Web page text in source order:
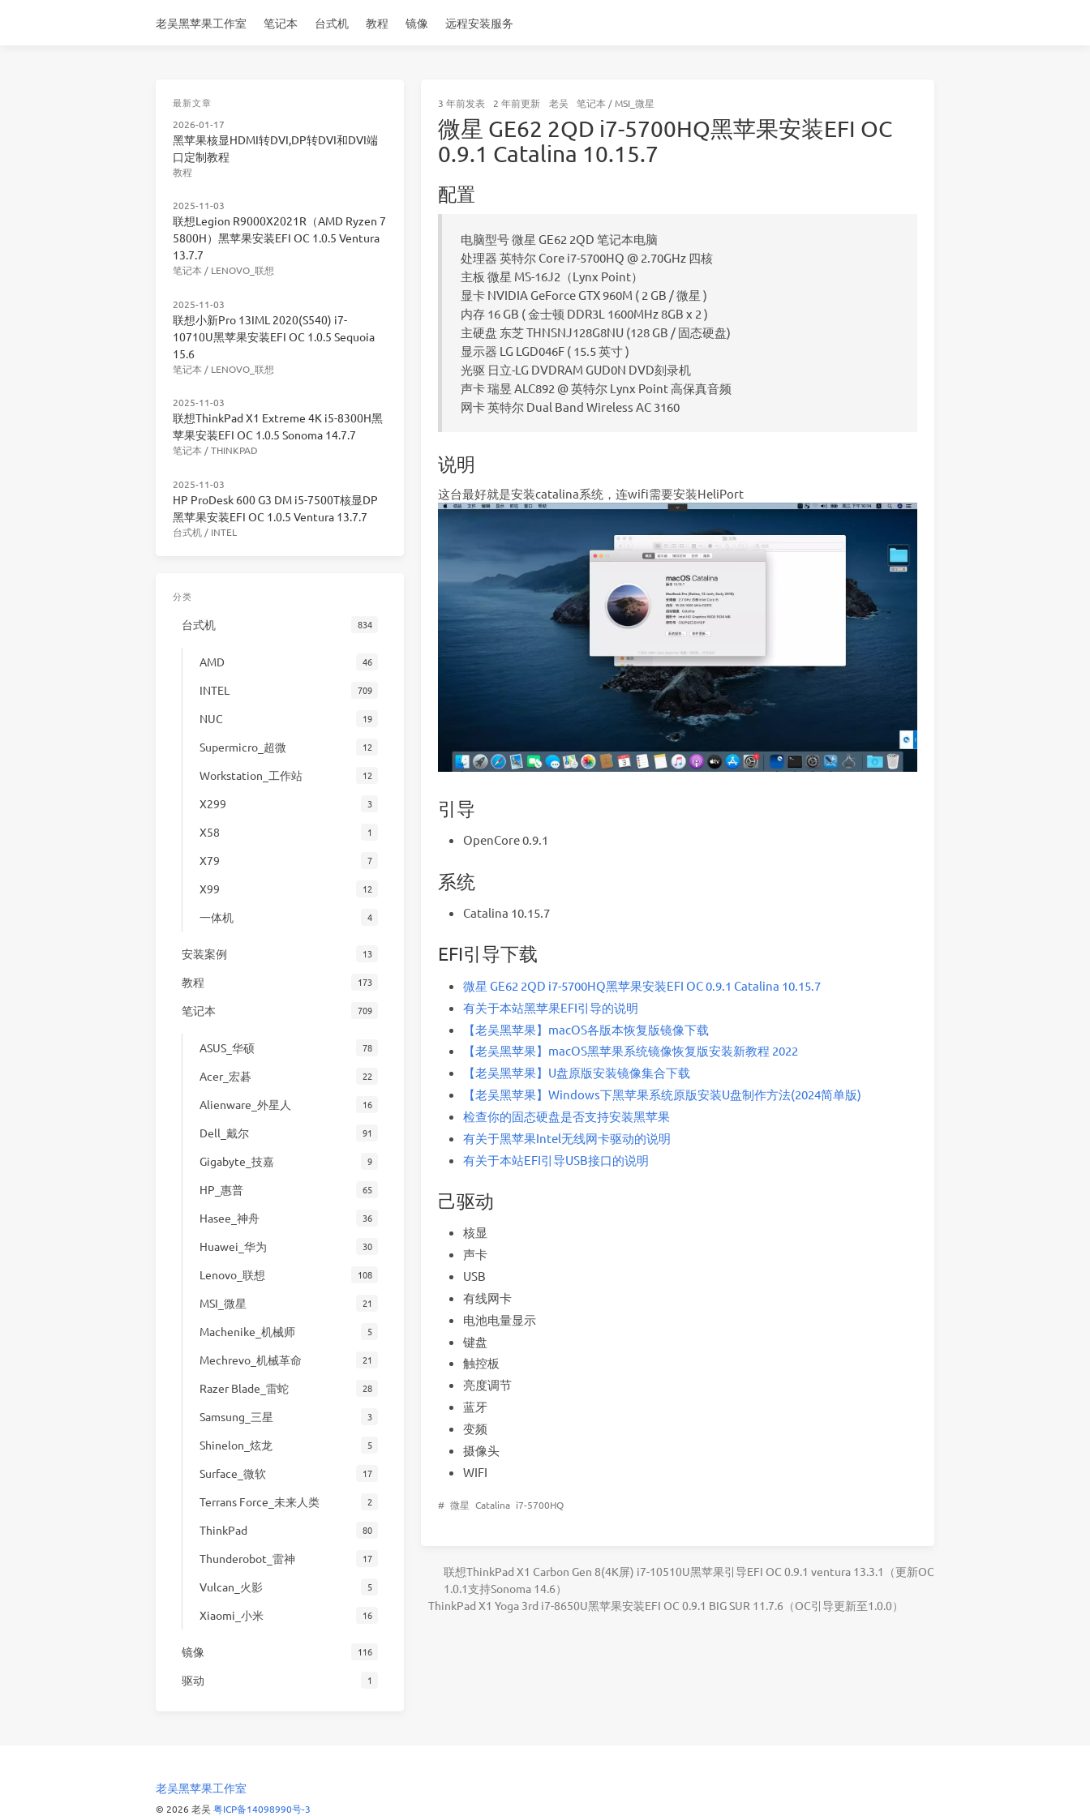
老吴黑苹果工作室 笔记本 台式机 教程 镜像 远程安装服务
3 年前发表 2 年前更新 老吴 笔记本 / MSI_微星
微星 GE62 2QD i7-5700HQ黑苹果安装EFI OC
0.9.1 Catalina 10.15.7
配置
电脑型号 微星 GE62 2QD 笔记本电脑
处理器 英特尔 Core i7-5700HQ @ 2.70GHz 四核
主板 微星 MS-16J2（Lynx Point）
显卡 NVIDIA GeForce GTX 960M ( 2 GB / 微星 )
内存 16 GB ( 金士顿 DDR3L 1600MHz 8GB x 2 )
主硬盘 东芝 THNSNJ128G8NU (128 GB / 固态硬盘)
显示器 LG LGD046F ( 15.5 英寸 )
光驱 日立-LG DVDRAM GUD0N DVD刻录机
声卡 瑞昱 ALC892 @ 英特尔 Lynx Point 高保真音频
网卡 英特尔 Dual Band Wireless AC 3160
说明
这台最好就是安装catalina系统，连wifi需要安装HeliPort
引导
OpenCore 0.9.1
系统
Catalina 10.15.7
EFI引导下载
微星 GE62 2QD i7-5700HQ黑苹果安装EFI OC 0.9.1 Catalina 10.15.7
有关于本站黑苹果EFI引导的说明
【老吴黑苹果】macOS各版本恢复版镜像下载
【老吴黑苹果】macOS黑苹果系统镜像恢复版安装新教程 2022
【老吴黑苹果】U盘原版安装镜像集合下载
【老吴黑苹果】Windows下黑苹果系统原版安装U盘制作方法(2024简单版)
检查你的固态硬盘是否支持安装黑苹果
有关于黑苹果Intel无线网卡驱动的说明
有关于本站EFI引导USB接口的说明
己驱动
核显
声卡
USB
有线网卡
电池电量显示
键盘
触控板
亮度调节
蓝牙
变频
摄像头
WIFI
# 微星 Catalina i7-5700HQ
联想ThinkPad X1 Carbon Gen 8(4K屏) i7-10510U黑苹果引导EFI OC 0.9.1 ventura 13.3.1（更新OC
1.0.1支持Sonoma 14.6）
ThinkPad X1 Yoga 3rd i7-8650U黑苹果安装EFI OC 0.9.1 BIG SUR 11.7.6（OC引导更新至1.0.0）
最新文章
2026-01-17
黑苹果核显HDMI转DVI,DP转DVI和DVI端
口定制教程
教程
2025-11-03
联想Legion R9000X2021R（AMD Ryzen 7
5800H）黑苹果安装EFI OC 1.0.5 Ventura
13.7.7
笔记本 / LENOVO_联想
2025-11-03
联想小新Pro 13IML 2020(S540) i7-
10710U黑苹果安装EFI OC 1.0.5 Sequoia
15.6
笔记本 / LENOVO_联想
2025-11-03
联想ThinkPad X1 Extreme 4K i5-8300H黑
苹果安装EFI OC 1.0.5 Sonoma 14.7.7
笔记本 /THINKPAD
2025-11-03
HP ProDesk 600 G3 DM i5-7500T核显DP
黑苹果安装EFI OC 1.0.5 Ventura 13.7.7
台式机 / INTEL
分类
台式机 834
AMD 46
INTEL 709
NUC 19
Supermicro_超微 12
Workstation_工作站 12
X299 3
X58 1
X79 7
X99 12
一体机 4
安装案例 13
教程 173
笔记本 709
ASUS_华硕 78
Acer_宏碁 22
Alienware_外星人 16
Dell_戴尔 91
Gigabyte_技嘉 9
HP_惠普 65
Hasee_神舟 36
Huawei_华为 30
Lenovo_联想 108
MSI_微星 21
Machenike_机械师 5
Mechrevo_机械革命 21
Razer Blade_雷蛇 28
Samsung_三星 3
Shinelon_炫龙 5
Surface_微软 17
Terrans Force_未来人类 2
ThinkPad 80
Thunderobot_雷神 17
Vulcan_火影 5
Xiaomi_小米 16
镜像 116
驱动 1
老吴黑苹果工作室
© 2026 老吴粤ICP备14098990号-3